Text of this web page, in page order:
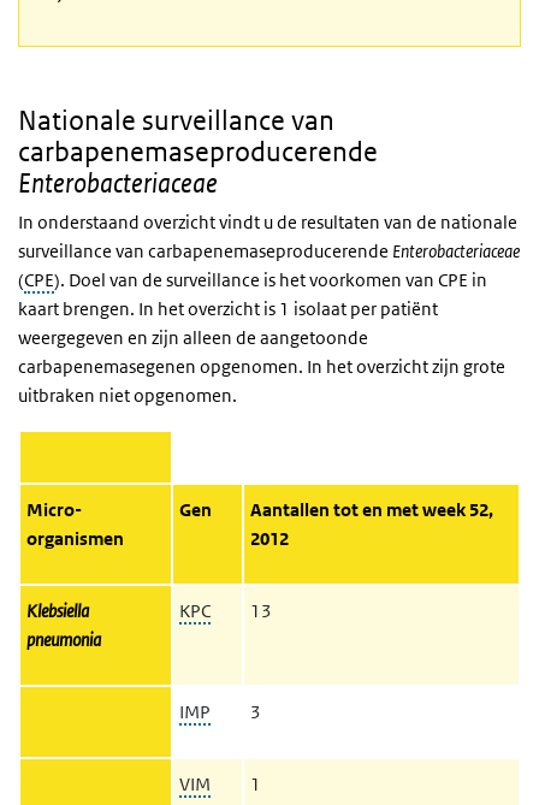
Nationale surveillance van
carbapenemaseproducerende
Enterobacteriaceae
In onderstaand overzicht vindt u de resultaten van de nationale
surveillance van carbapenemaseproducerende Enterobacteriaceae
(CPE). Doel van de surveillance is het voorkomen van CPE in
kaart brengen. In het overzicht is 1 isolaat per patiënt
weergegeven en zijn alleen de aangetoonde
carbapenemasegenen opgenomen. In het overzicht zijn grote
uitbraken niet opgenomen.
Micro-
organismen
Gen
Aantallen tot en met week 52,
2012
Klebsiella
pneumonia
KPC 13
IMP 3
VIM 1